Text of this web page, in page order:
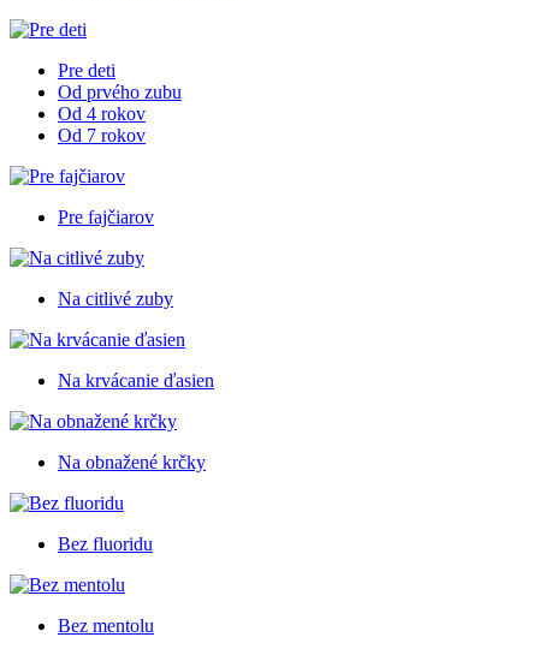
Pre deti
Od prvého zubu
Od 4 rokov
Od 7 rokov
Pre fajčiarov
Na citlivé zuby
Na krvácanie ďasien
Na obnažené krčky
Bez fluoridu
Bez mentolu